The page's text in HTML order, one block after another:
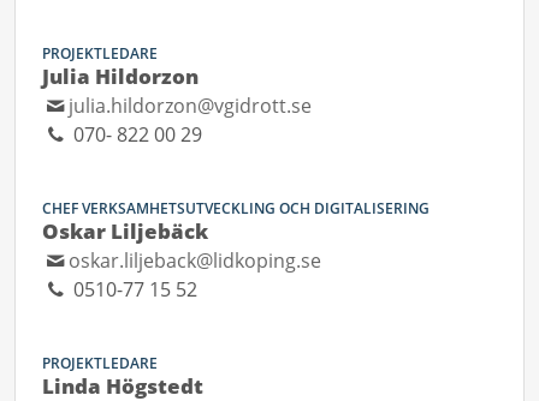
PROJEKTLEDARE
Julia Hildorzon
julia.hildorzon@vgidrott.se
070- 822 00 29
CHEF VERKSAMHETSUTVECKLING OCH DIGITALISERING
Oskar Liljebäck
oskar.liljeback@lidkoping.se
0510-77 15 52
PROJEKTLEDARE
Linda Högstedt